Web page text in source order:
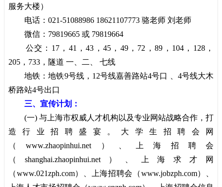
服务大楼）
电话：021-51088986 18621107773 骆老师 刘老师
微信：79819665 或 79819664
公交：17，41，43，45，49，72，89，104，128，
205，733，隧道 一、二、 七线
地铁：地铁9号线，12号线嘉善路站4号口 、4号线大木
桥路站4号出口
三、宣传计划：
(一) 与上海市权威人才机构以及专业网站战略合作，打
造行业招聘盛宴。 大学生招聘会
网
（www.zhaopinhui.net）、
上海招聘会
（ shanghai.zhaopinhui.net）、
上海求才网
（www.021zph.com）、
上海招聘会
（www.jobzph.com）、